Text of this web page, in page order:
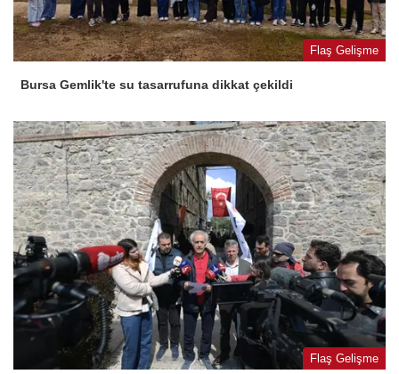
Flaş Gelişme
Bursa Gemlik'te su tasarrufuna dikkat çekildi
Flaş Gelişme